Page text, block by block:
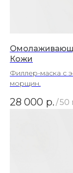
Кожи
Филлер-маска с
морщин.
28 000 р. /50